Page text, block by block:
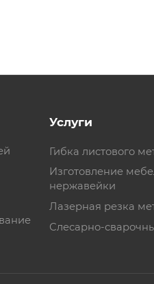
Услуги
Гибка листового
Изготовление
нержавейки
Лазерная резка
Слесарно-